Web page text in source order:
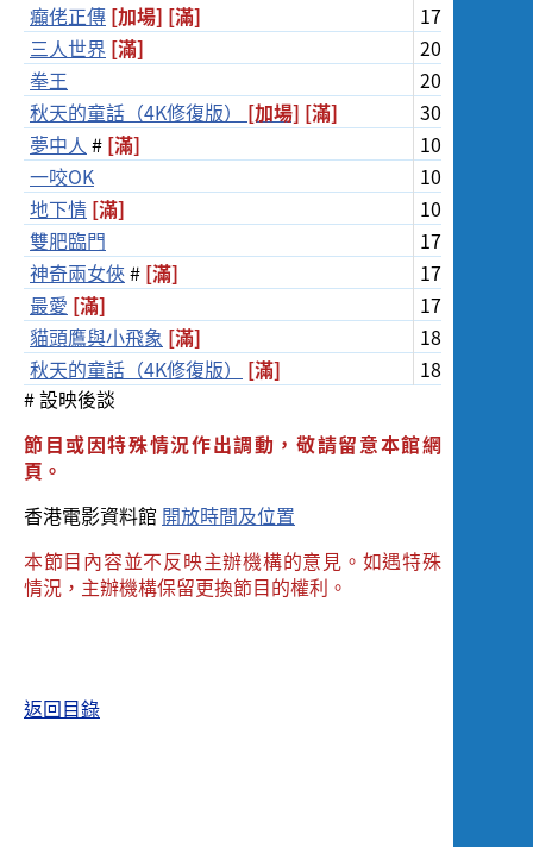
癲佬正傳 [加場] [滿]
17/11/2022
三人世界 [滿]
20/11/2022
拳王
20/11/2022
秋天的童話（4K修復版） [加場] [滿]
30/11/2022
夢中人 # [滿]
10/12/2022
一咬OK
10/12/2022
地下情 [滿]
10/12/2022
雙肥臨門
17/12/2022
神奇兩女俠# [滿]
17/12/2022
最愛 [滿]
17/12/2022
貓頭鷹與小飛象 [滿]
18/12/2022
秋天的童話（4K修復版）
[滿]
18/12/2022
# 設映後談
節目或因特殊情況作出調動，敬請留意本館網
頁。
香港電影資料館 開放時間及位置
本節目內容並不反映主辦機構的意見。如遇特殊
情況，主辦機構保留更換節目的權利。
返回目錄